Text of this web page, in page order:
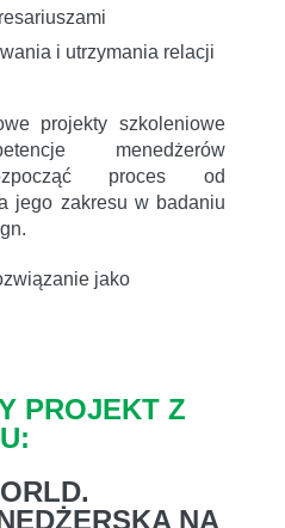
i utrzymania relacji
projekty szkoleniowe
menedżerów
proces od
jego zakresu w badaniu
jako
PROJEKT Z
NA